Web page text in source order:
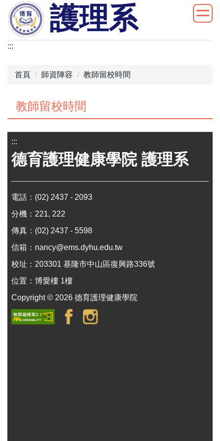
跳
到
主
要
護理系
:::
首頁 師資陣容 教師留校時間
教師留校時間
:::
德育護理健康學院 護理系
電話： (02) 2437 - 2093
分機：221, 222
傳真：(02) 2437 - 5598
信箱： nancy@ems.dyhu.edu.tw
校址： 203301 基隆市中山區復興路336號
位置：博愛樓 1樓
Copyright © 2026 德育護理健康學院